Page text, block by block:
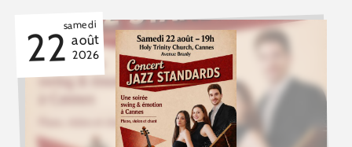
samedi
22 août
2026